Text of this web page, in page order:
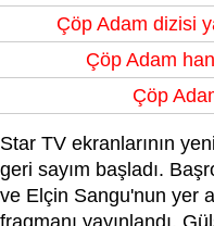
Çöp Adam dizisi
Çöp Adam
Çöp
Star TV ekranlarının
geri sayım başladı.
ve Elçin Sangu'nun yer
fragmanı yayınlandı.